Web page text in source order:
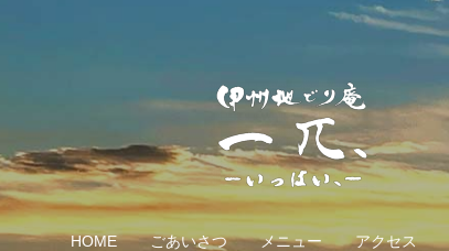
HOME ごあいさつ メニュー アクセス